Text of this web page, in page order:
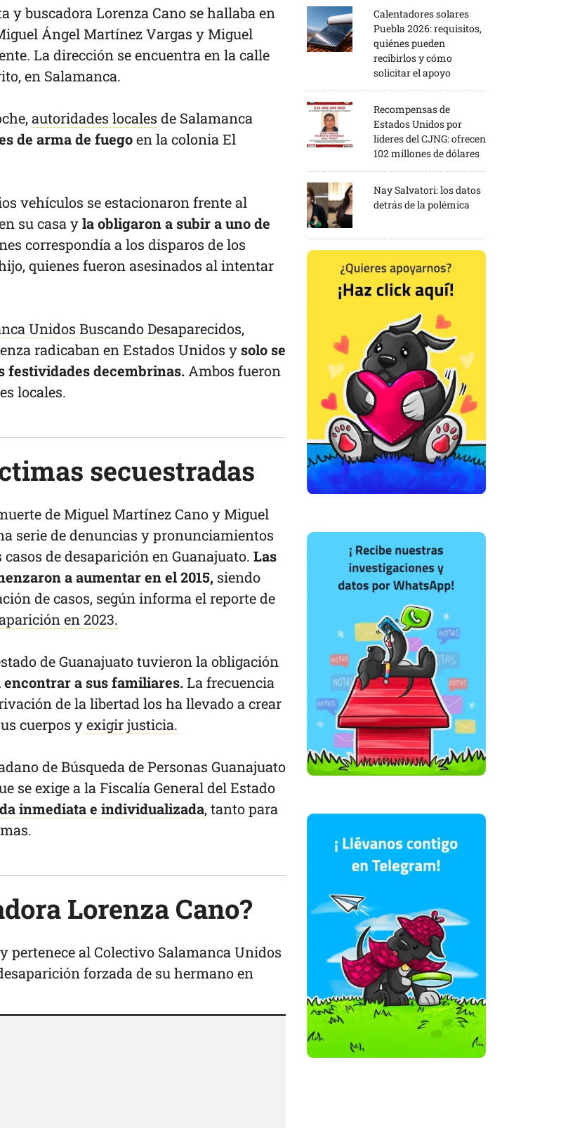
y buscadora Lorenza Cano se hallaba en
Ángel Martínez Vargas y Miguel
La dirección se encuentra en la calle
en Salamanca.
autoridades locales de Salamanca
de arma de fuegoen la colonia El
vehículos se estacionaron frente al
su casa yla obligaron a subir a uno de
correspondía a los disparos de los
quienes fueron asesinados al intentar
Unidos Buscando Desaparecidos,
radicaban en Estados Unidos y solo se
festividades decembrinas.Ambos fueron
locales.
secuestradas
de Miguel Martínez Cano y Miguel
serie de denuncias y pronunciamientos
de desaparición en Guanajuato. Las
a aumentar en el 2015, siendo
de casos, según informa el reporte de
en 2023.
de Guanajuato tuvieron la obligación
a sus familiares.La frecuencia
de la libertad los ha llevado a crear
cuerpos yexigir justicia.
de Búsqueda de Personas Guanajuato
se exige a la Fiscalía General del Estado
inmediata e individualizada, tanto para
Lorenza Cano?
pertenece al Colectivo Salamanca Unidos
forzada de su hermano en
Calentadores solares
Puebla 2026: requisitos,
quiénes pueden
recibirlos y cómo
solicitar el apoyo
Recompensas de
Estados Unidos por
líderes del CJNG: ofrecen
102 millones de dólares
Nay Salvatori: los datos
detrás de la polémica